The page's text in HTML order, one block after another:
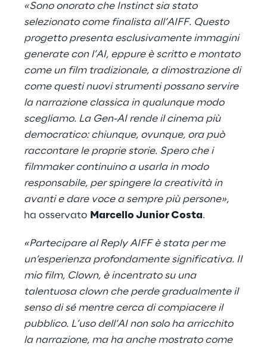
«Sono onorato che Instinct sia stato
selezionato come finalista all’AIFF. Questo
progetto presenta esclusivamente immagini
generate con l’AI, eppure è scritto e montato
come un film tradizionale, a dimostrazione di
come questi nuovi strumenti possano servire
la narrazione classica in qualunque modo
scegliamo. La Gen-AI rende il cinema più
democratico: chiunque, ovunque, ora può
raccontare le proprie storie. Spero che i
filmmaker continuino a usarla in modo
responsabile, per spingere la creatività in
avanti e dare voce a sempre più persone»,
ha osservato Marcello Junior Costa.
«Partecipare al Reply AIFF è stata per me
un’esperienza profondamente significativa. Il
mio film, Clown, è incentrato su una
talentuosa clown che perde gradualmente il
senso di sé mentre cerca di compiacere il
pubblico. L’uso dell’AI non solo ha arricchito
la narrazione, ma ha anche mostrato come